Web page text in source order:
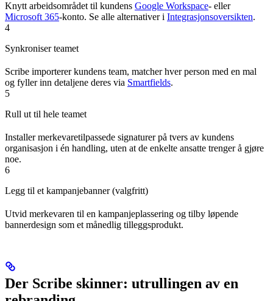
Knytt arbeidsområdet til kundens Google Workspace- eller
Microsoft 365-konto. Se alle alternativer i Integrasjonsoversikten.
4
Synkroniser teamet
Scribe importerer kundens team, matcher hver person med en mal
og fyller inn detaljene deres via Smartfields.
5
Rull ut til hele teamet
Installer merkevaretilpassede signaturer på tvers av kundens
organisasjon i én handling, uten at de enkelte ansatte trenger å gjøre
noe.
6
Legg til et kampanjebanner (valgfritt)
Utvid merkevaren til en kampanjeplassering og tilby løpende
bannerdesign som et månedlig tilleggsprodukt.
Der Scribe skinner: utrullingen av en